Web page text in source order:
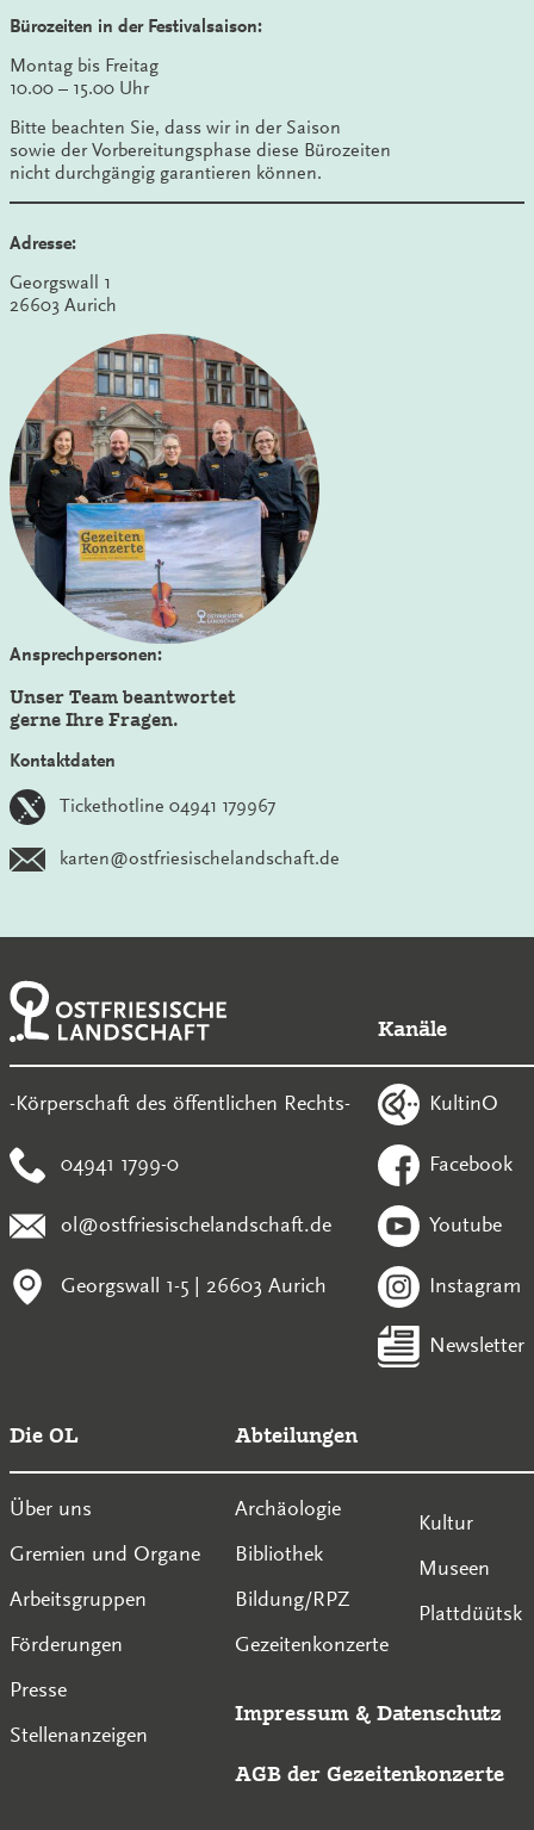
Bürozeiten in der Festivalsaison:
Montag bis Freitag
10.00 – 15.00 Uhr
Bitte beachten Sie, dass wir in der Saison
sowie der Vorbereitungsphase diese Bürozeiten
nicht durchgängig garantieren können.
Adresse:
Georgswall 1
26603 Aurich
Ansprechpersonen:
Unser Team beantwortet
gerne Ihre Fragen.
Kontaktdaten
Tickethotline 04941 179967
karten@ostfriesischelandschaft.de
-Körperschaft des öffentlichen Rechts-
04941 1799-0
ol@ostfriesischelandschaft.de
Georgswall 1-5 | 26603 Aurich
Kanäle
KultinO
Facebook
Youtube
Instagram
Newsletter
Die OL
Über uns
Gremien und Organe
Arbeitsgruppen
Förderungen
Presse
Stellenanzeigen
Abteilungen
Archäologie
Bibliothek
Bildung/RPZ
Gezeitenkonzerte
Kultur
Museen
Plattdüütsk
Impressum & Datenschutz
AGB der Gezeitenkonzerte